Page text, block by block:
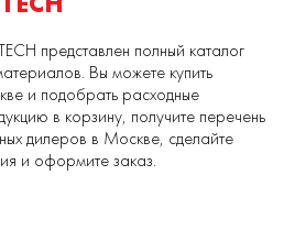
представлен полный каталог
Вы можете купить
и подобрать расходные
в корзину, получите перечень
дилеров в Москве, сделайте
и оформите заказ.